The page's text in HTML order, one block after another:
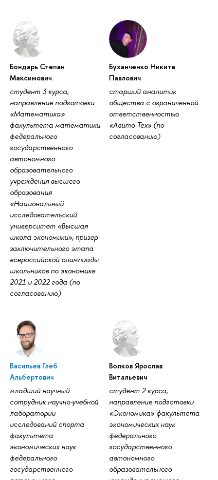
Бондарь Степан
Максимович
студент 3 курса,
направление подготовки
«Математика»
факультета математики
федерального
государственного
автономного
образовательного
учреждения высшего
образования
«Национальный
исследовательский
университет «Высшая
школа экономики», призер
заключительного этапа
всероссийской олимпиады
школьников по экономике
2021 и 2022 года (по
согласованию)
Буханченко Никита
Павлович
старший аналитик
общества с ограниченной
ответственностью
«Авито Тех» (по
согласованию)
Васильев Глеб
Альбертович
младший научный
сотрудник научно-учебной
лаборатории
исследований спорта
факультета
экономических наук
федерального
государственного
Волков Ярослав
Витальевич
студент 2 курса,
направление подготовки
«Экономика» факультета
экономических наук
федерального
государственного
автономного
образовательного